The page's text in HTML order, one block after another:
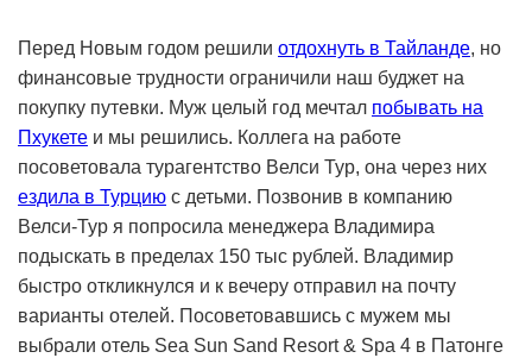
Перед Новым годом решили отдохнуть в Тайланде, но
финансовые трудности ограничили наш буджет на
покупку путевки. Муж целый год мечтал побывать на
Пхукете и мы решились. Коллега на работе
посоветовала турагентство Велси Тур, она через них
ездила в Турцию с детьми. Позвонив в компанию
Велси-Тур я попросила менеджера Владимира
подыскать в пределах 150 тыс рублей. Владимир
быстро откликнулся и к вечеру отправил на почту
варианты отелей. Посоветовавшись с мужем мы
выбрали отель Sea Sun Sand Resort & Spa 4 в Патонге